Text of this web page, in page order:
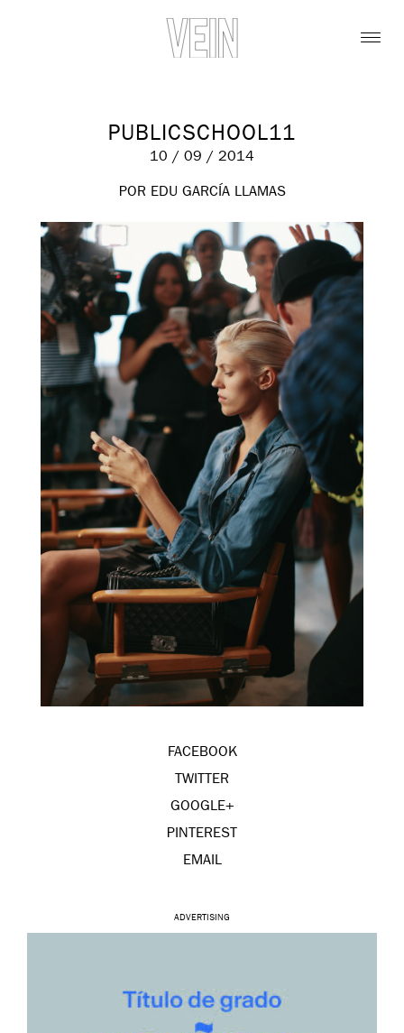
PUBLICSCHOOL11
10 / 09 / 2014
POR EDU GARCÍA LLAMAS
FACEBOOK
TWITTER
GOOGLE+
PINTEREST
EMAIL
ADVERTISING